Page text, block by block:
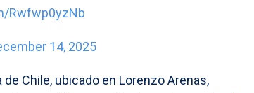
Rwfwp0yzNb
14, 2025
Chile, ubicado en Lorenzo Arenas,